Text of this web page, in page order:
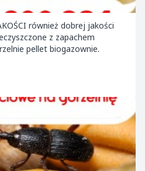
jakości
z zapachem
pellet biogazownie.